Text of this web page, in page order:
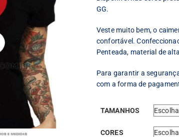
GG.
Veste muito bem, o
confortável.
Penteada, material de
Para garantir a
com a forma de
TAMANHOS
CORES